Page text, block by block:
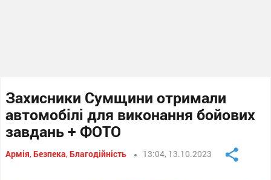
Захисники Сумщини отримали
автомобілі для виконання бойових
завдань + ФОТО
Армія,Безпека,Благодійність 13:04, 13.10.2023